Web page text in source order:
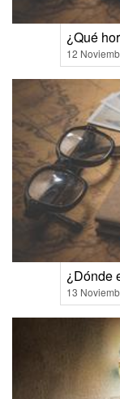
¿Qué
12
¿Dónde
13